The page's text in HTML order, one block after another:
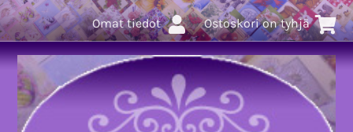
Omat tiedot Ostoskori on tyhjä